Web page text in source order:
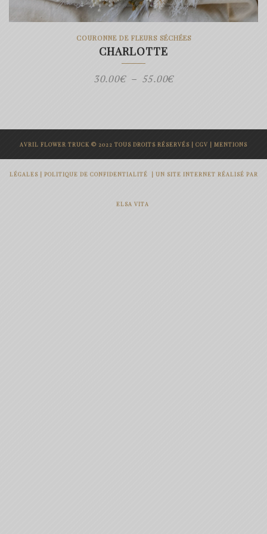
COURONNE DE FLEURS SÉCHÉES
CHARLOTTE
30.00€ – 55.00€Plage
30.00€
à
AVRIL FLOWER TRUCK © 2022 TOUS DROITS RÉSERVÉS | CGV | MENTIONS
LÉGALES| POLITIQUE DE CONFIDENTIALITÉ | UN SITE INTERNET RÉALISÉ PAR
ELSA VITA